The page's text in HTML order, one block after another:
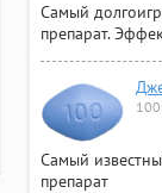
Самый
препарат.
Самый
препарат